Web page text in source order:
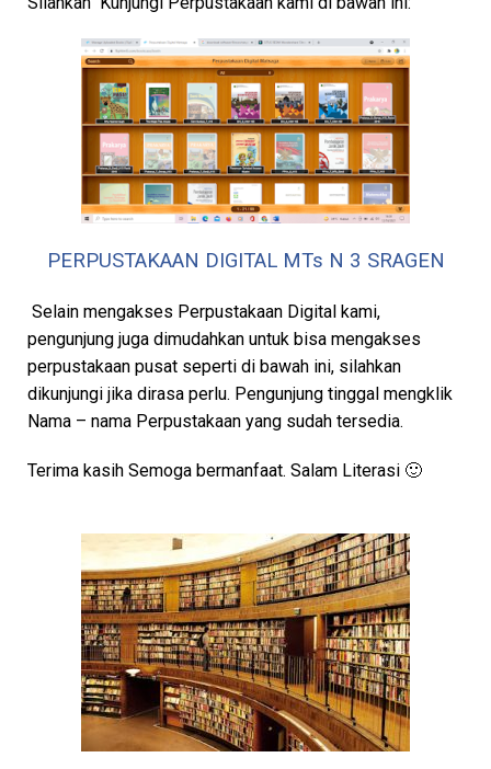
PERPUSTAKAAN DIGITAL MTs N 3 SRAGEN
Selain mengakses Perpustakaan Digital kami,
pengunjung juga dimudahkan untuk bisa mengakses
perpustakaan pusat seperti di bawah ini, silahkan
dikunjungi jika dirasa perlu. Pengunjung tinggal mengklik
Nama – nama Perpustakaan yang sudah tersedia.
Terima kasih Semoga bermanfaat. Salam Literasi 🙂